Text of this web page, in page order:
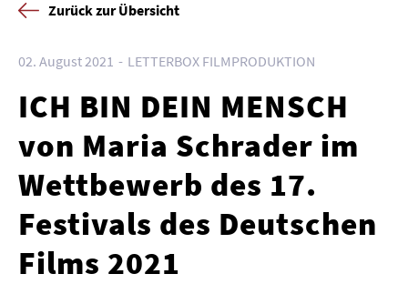
Zurück zur Übersicht
02. August 2021 LETTERBOX FILMPRODUKTION
ICH BIN DEIN MENSCH
von Maria Schrader im
Wettbewerb des 17.
Festivals des Deutschen
Films 2021